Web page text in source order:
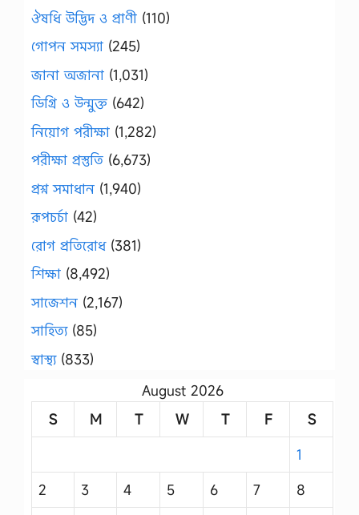
ঔষধি উদ্ভিদ ও প্রাণী (110)
গোপন সমস্যা (245)
জানা অজানা (1,031)
ডিগ্রি ও উন্মুক্ত (642)
নিয়োগ পরীক্ষা (1,282)
পরীক্ষা প্রস্তুতি (6,673)
প্রশ্ন সমাধান (1,940)
রূপচর্চা (42)
রোগ প্রতিরোধ(381)
শিক্ষা (8,492)
সাজেশন (2,167)
সাহিত্য(85)
স্বাস্থ্য(833)
August 2026
S
M T W T F
S
1
2
3 4 5 6 7 8